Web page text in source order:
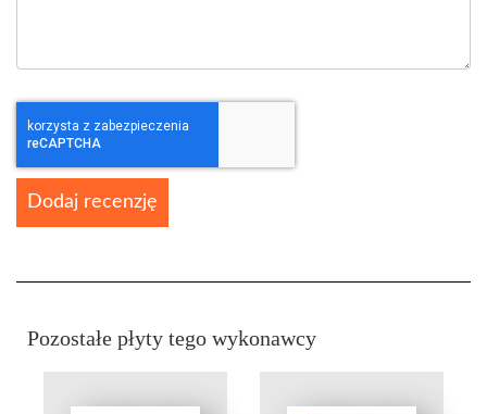
Dodaj recenzję
Pozostałe płyty tego wykonawcy